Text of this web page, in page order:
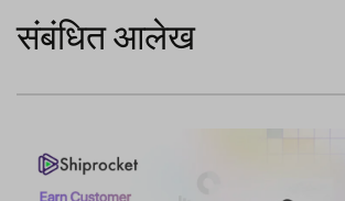
संबंधित आलेख